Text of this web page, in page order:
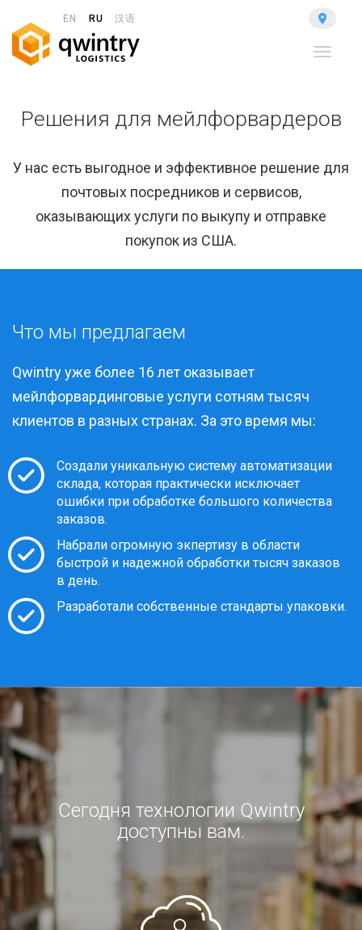
EN RU 汉语
Toggle
Решения для мейлфорвардеров
У нас есть выгодное и эффективное решение для
почтовых посредников и сервисов,
оказывающих услуги по выкупу и отправке
покупок из США.
Что мы предлагаем
Qwintry уже более 16 лет оказывает
мейлфорвардинговые услуги сотням тысяч
клиентов в разных странах. За это время мы:
Создали уникальную систему автоматизации
склада, которая практически исключает
ошибки при обработке большого количества
заказов.
Набрали огромную экпертизу в области
быстрой и надежной обработки тысяч заказов
в день.
Разработали собственные стандарты упаковки.
Сегодня технологии Qwintry
доступны вам.